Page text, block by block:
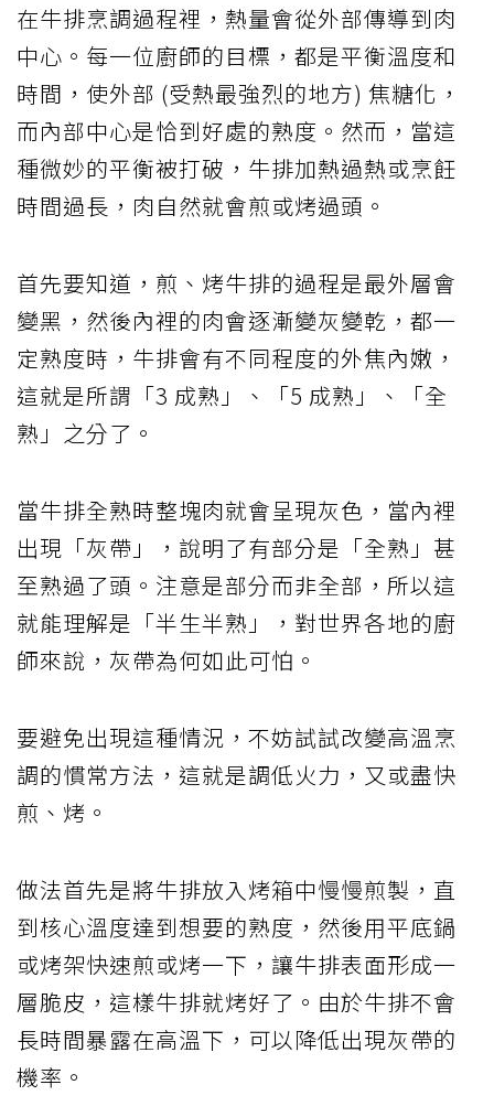
在牛排烹調過程裡，熱量會從外部傳導到肉
中心。每一位廚師的目標，都是平衡溫度和
時間，使外部 (受熱最強烈的地方) 焦糖化，
而內部中心是恰到好處的熟度。然而，當這
種微妙的平衡被打破，牛排加熱過熱或烹飪
時間過長，肉自然就會煎或烤過頭。
首先要知道，煎、烤牛排的過程是最外層會
變黑，然後內裡的肉會逐漸變灰變乾，都一
定熟度時，牛排會有不同程度的外焦內嫩，
這就是所謂「3 成熟」、「5 成熟」、「全
熟」之分了。
當牛排全熟時整塊肉就會呈現灰色，當內裡
出現「灰帶」，說明了有部分是「全熟」甚
至熟過了頭。注意是部分而非全部，所以這
就能理解是「半生半熟」，對世界各地的廚
師來說，灰帶為何如此可怕。
要避免出現這種情況，不妨試試改變高溫烹
調的慣常方法，這就是調低火力，又或盡快
煎、烤。
做法首先是將牛排放入烤箱中慢慢煎製，直
到核心溫度達到想要的熟度，然後用平底鍋
或烤架快速煎或烤一下，讓牛排表面形成一
層脆皮，這樣牛排就烤好了。由於牛排不會
長時間暴露在高溫下，可以降低出現灰帶的
機率。